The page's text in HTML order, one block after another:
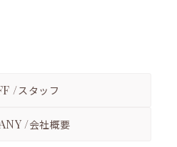
/スタッフ
/会社概要